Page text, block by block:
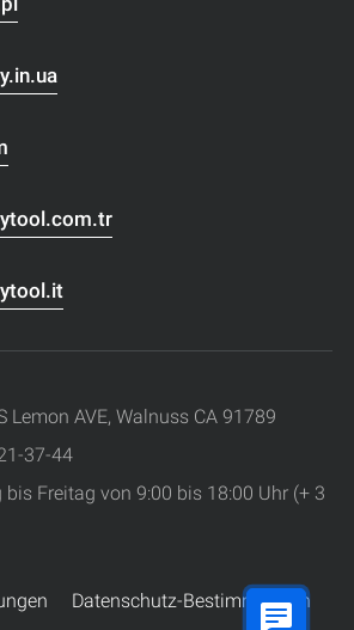
Lemon AVE, Walnuss CA 91789
37-44
Freitag von 9:00 bis 18:00 Uhr (+ 3
Datenschutz-Bestimmungen